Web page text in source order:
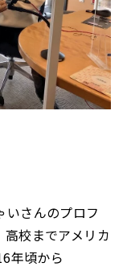
いさんのプロフ
校までアメリカ
年頃から